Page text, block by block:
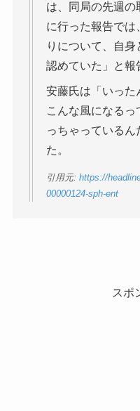
は、同局の先週の
に行った報告では
りについて、自
認めていた」と報
安藤氏は「いった
こんな風になる
っちゃっている
た。
引用元: https://
00000124-sph-ent
スポ